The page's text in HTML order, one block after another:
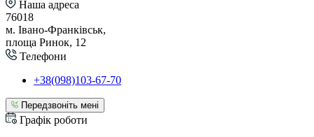
Наша адреса
76018
м. Івано-Франківськ,
площа Ринок, 12
Телефони
+38(098)103-67-70
Передзвоніть мені
Графік роботи